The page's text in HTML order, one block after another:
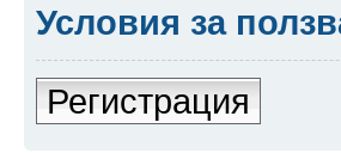
Условия за
Регистрация